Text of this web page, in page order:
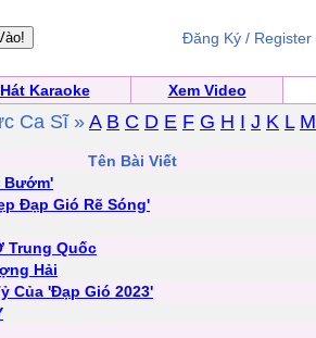
Đăng Ký / Register
Hát Karaoke Xem Video
Ca Sĩ » A B C D E F G H I J K L M
Tên Bài Viết
Bướm'
Đạp Gió Rẽ Sóng'
Trung Quốc
Hải
Của 'Đạp Gió 2023'